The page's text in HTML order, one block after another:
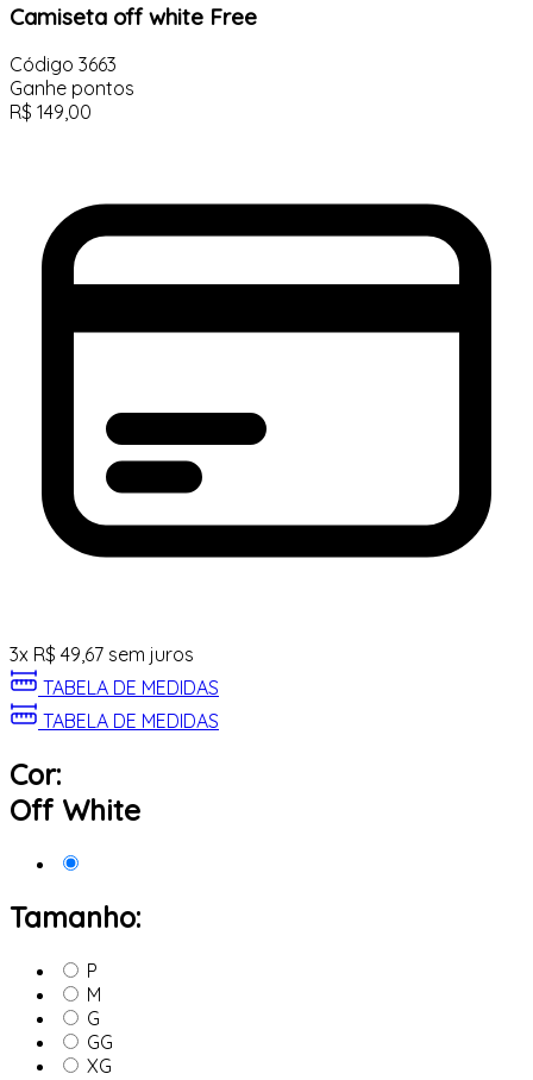
Camiseta off white Free
Código 3663
Ganhe pontos
R$ 149,00
3x R$ 49,67 sem juros
TABELA DE MEDIDAS
TABELA DE MEDIDAS
Cor:
Off White
Tamanho:
P
M
G
GG
XG